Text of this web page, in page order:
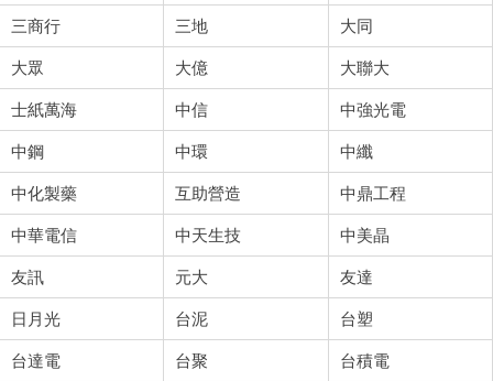
三商行 三地 大同
大眾 大億 大聯大
士紙萬海 中信 中強光電
中鋼 中環 中纖
中化製藥 互助營造 中鼎工程
中華電信 中天生技 中美晶
友訊 元大 友達
日月光 台泥 台塑
台達電 台聚 台積電